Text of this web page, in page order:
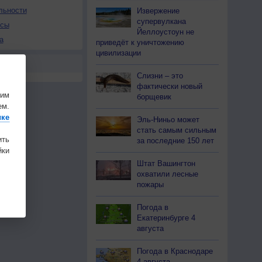
Извержение
супервулкана
Йеллоустоун не
приведёт к уничтожению
цивилизации
Слизни – это
фактически новый
борщевик
Эль-Ниньо может
стать самым сильным
за последние 150 лет
Штат Вашингтон
охватили лесные
пожары
Погода в
Екатеринбурге 4
августа
Погода в Краснодаре